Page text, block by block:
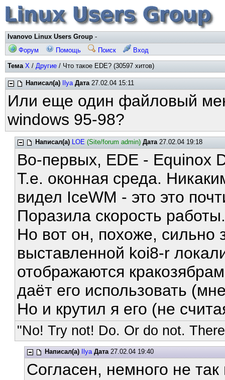
Ivanovo Linux Users Group -
Форум
Помощь Поиск Вход
Тема X / Другие / Что такое EDE? (30597 хитов)
Написал(а) Ilya Дата27.02.04 15:11
Или еще один файловый
windows 95-98?
Написал(а) LOE (Site/forum admin) Дата27.02.04 19:18
Во-первых, EDE - Equinox
Т.е. оконная среда.
видел IceWM - это это
Поразила скорость
Но вот он, похоже, сильно
выставленной koi8-r
отображаются
даёт его использовать
Но и крутил я его (не
"No! Try not! Do. Or do not.
Написал(а) Ilya Дата27.02.04 19:40
Согласен, немного не